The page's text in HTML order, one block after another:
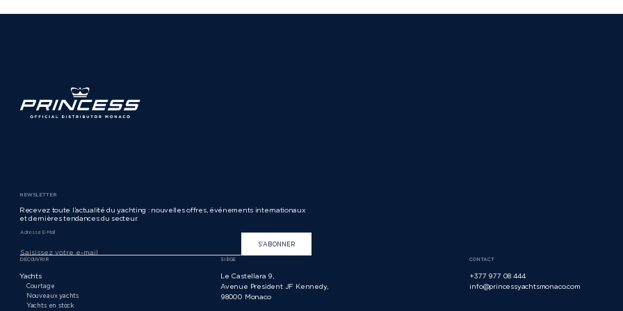
NEWSLETTER
Recevez toute l’actualité du yachting : nouvelles offres, événements internationaux
et dernières tendances du secteur.
Adresse E-Mail
S'ABONNER
DÉCOUVRIR
Yachts
Courtage
Nouveaux yachts
Yachts en stock
SIÈGE
Le Castellara 9,
Avenue President JF Kennedy,
98000 Monaco
CONTACT
+377 977 08 444
info@princessyachtsmonaco.com